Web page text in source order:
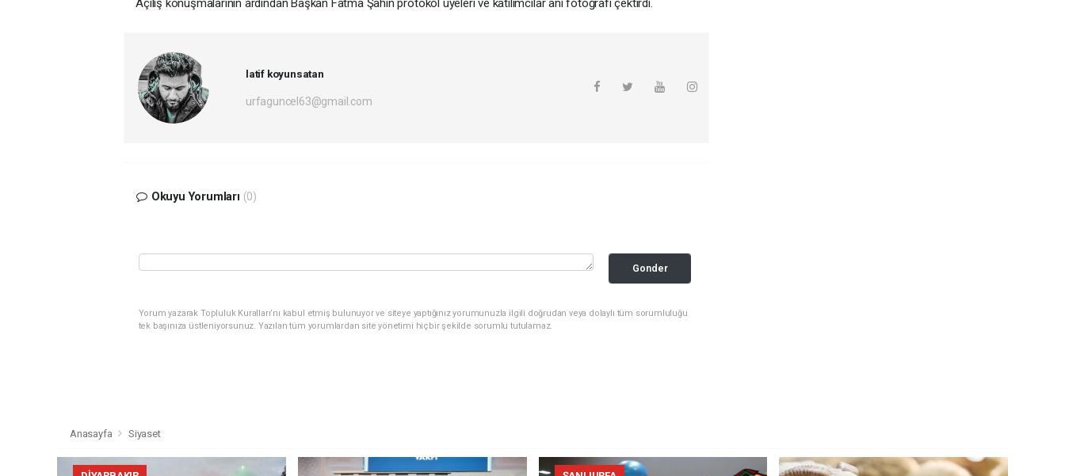
Açılış konuşmalarının ardından Başkan Fatma Şahin protokol üyeleri ve katılımcılar anı fotoğrafı çektirdi.
latif koyunsatan
urfaguncel63@gmail.com
Okuyu Yorumları (0)
Gonder
Yorum yazarak Topluluk Kuralları’nı kabul etmiş bulunuyor ve siteye yaptığınız yorumunuzla ilgili doğrudan veya dolaylı tüm sorumluluğu
tek başınıza üstleniyorsunuz. Yazılan tüm yorumlardan site yönetimi hiçbir şekilde sorumlu tutulamaz.
Anasayfa Siyaset